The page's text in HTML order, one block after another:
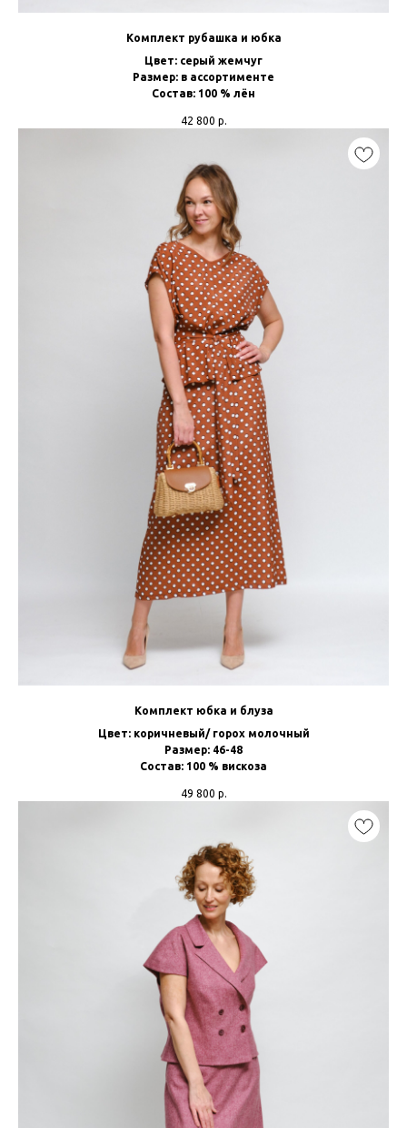
Комплект рубашка и юбка
Цвет: серый жемчуг
Размер: в ассортименте
Состав: 100 % лён
42 800 р.
Комплект юбка и блуза
Цвет: коричневый/ горох молочный
Размер: 46-48
Состав: 100 % вискоза
49 800 р.